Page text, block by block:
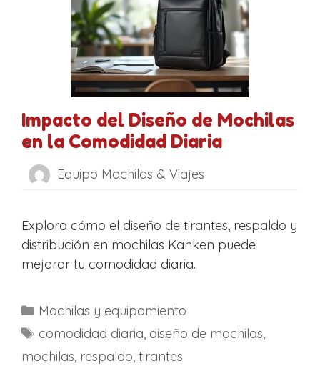
Impacto del Diseño de Mochilas
en la Comodidad Diaria
Equipo Mochilas & Viajes
Explora cómo el diseño de tirantes, respaldo y
distribución en mochilas Kanken puede
mejorar tu comodidad diaria.
C
a
Mochilas y equipamiento
E
t
comodidad diaria, diseño de mochilas,
mochilas, respaldo, tirantes